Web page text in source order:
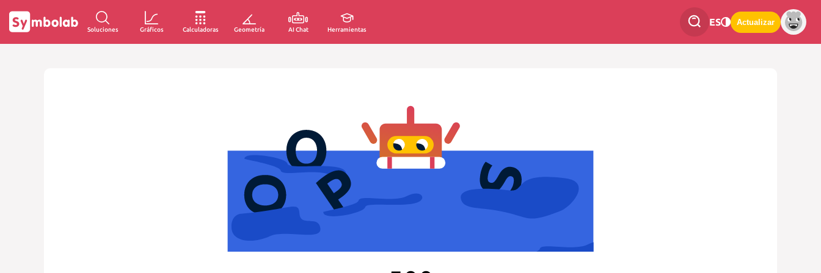
Soluciones Gráficos Calculadoras Geometría AI Chat Herramientas
ES Actualizar